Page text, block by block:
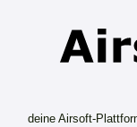
deine Airsoft-